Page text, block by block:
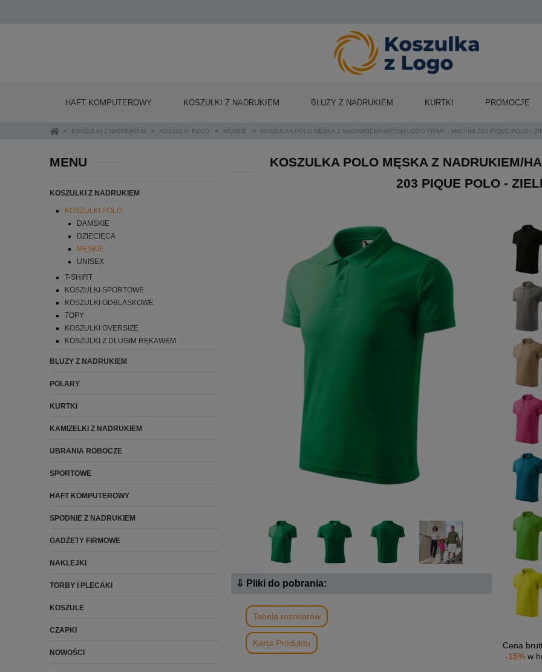
HAFT KOMPUTEROWY KOSZULKI Z NADRUKIEM BLUZY Z NADRUKIEM KURTKI PROMOCJE
» KOSZULKI Z NADRUKIEM » KOSZULKI POLO » MĘSKIE » KOSZULKA POLO MĘSKA Z NADRUKIEM/HAFTEM LOGO FIRMY - MALFINI 203 PIQUE POLO -
MENU
KOSZULKI Z NADRUKIEM
KOSZULKI POLO
DAMSKIE
DZIECIĘCA
MĘSKIE
UNISEX
T-SHIRT
KOSZULKI SPORTOWE
KOSZULKI ODBLASKOWE
TOPY
KOSZULKI OVERSIZE
KOSZULKI Z DŁUGIM RĘKAWEM
BLUZY Z NADRUKIEM
POLARY
KURTKI
KAMIZELKI Z NADRUKIEM
UBRANIA ROBOCZE
SPORTOWE
HAFT KOMPUTEROWY
SPODNIE Z NADRUKIEM
GADŻETY FIRMOWE
NAKLEJKI
TORBY I PLECAKI
KOSZULE
CZAPKI
NOWOŚCI
KOSZULKA POLO MĘSKA Z NADRUKIEM/
203 PIQUE POLO -
⇩ Pliki do pobrania:
Tabela rozmiarów
Karta Produktu Cena
-15%w